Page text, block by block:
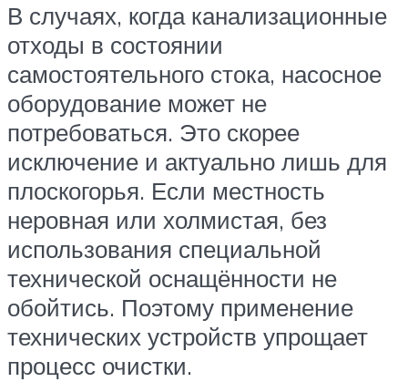
В случаях, когда канализационные
отходы в состоянии
самостоятельного стока, насосное
оборудование может не
потребоваться. Это скорее
исключение и актуально лишь для
плоскогорья. Если местность
неровная или холмистая, без
использования специальной
технической оснащённости не
обойтись. Поэтому применение
технических устройств упрощает
процесс очистки.